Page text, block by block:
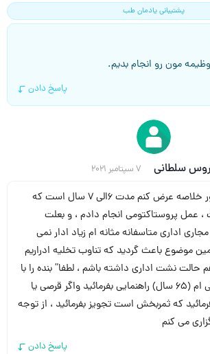
پشتیبانی یادمان طب
مون رو انجام بدیم.
پاسخ دادن
سلطانی 7 سپتامبر 2021
سلام آقای دکتر ، بطور خلاصه عرض کنم مدت ۶الی ۷ سال است که
، عمل پروستاکتومی انجام دادم ، و بعلت
اداری متاسفانه مثانه ام زیاد ادار نمی
موضوع باعث گردید که تناوب تخلیه ادراریم
حالت نشت اداری داشته باشم ، لطفا” بنده را با
توجه به وضعیت سنی ام (۶۵ سال) راهنمایی بفرمائید واگر قرصی یا
که ثمربخش است تجویز بفرمائید ، از توجه
می کنم
پاسخ دادن